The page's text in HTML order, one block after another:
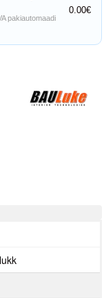
pakiautomaadi
0.00€